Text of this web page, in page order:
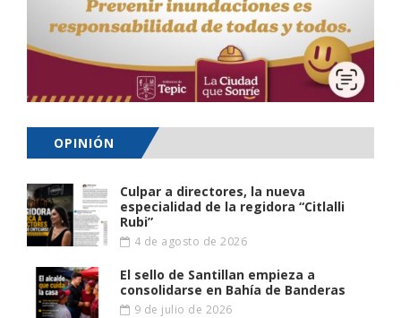
OPINIÓN
Culpar a directores, la nueva
especialidad de la regidora “Citlalli
Rubi”
4 de agosto de 2026
El sello de Santillan empieza a
consolidarse en Bahía de Banderas
9 de julio de 2026